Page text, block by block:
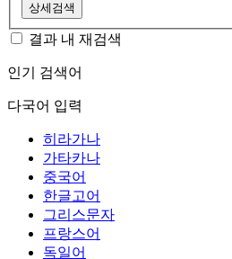
상세검색
결과 내 재검색
인기 검색어
다국어 입력
히라가나
가타카나
중국어
한글고어
그리스문자
프랑스어
독일어